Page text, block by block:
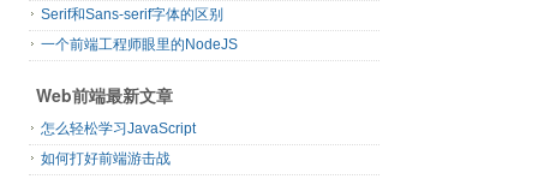
Serif和Sans-serif字体的区别
一个前端工程师眼里的NodeJS
Web前端最新文章
怎么轻松学习JavaScript
如何打好前端游击战